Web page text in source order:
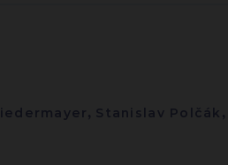
, Stanislav Polčák ,